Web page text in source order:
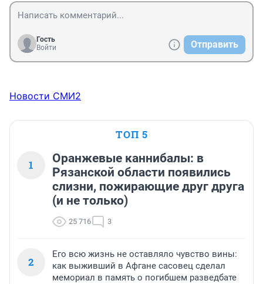
Гость
Войти
Отправить
Новости СМИ2
ТОП 5
1
Оранжевые каннибалы: в
Рязанской области появились
слизни, пожирающие друг друга
(и не только)
25 716 3
2
Его всю жизнь не оставляло чувство вины:
как выживший в Афгане сасовец сделал
мемориал в память о погибшем разведбате